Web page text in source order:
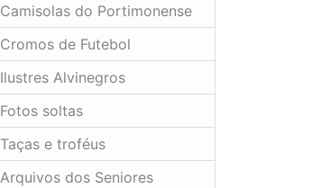
Camisolas do Portimonense
Cromos de Futebol
Ilustres Alvinegros
Fotos soltas
Taças e troféus
Arquivos dos Seniores